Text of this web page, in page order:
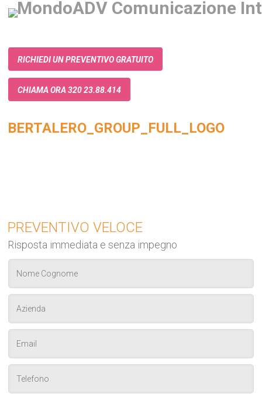
RICHIEDI UN PREVENTIVO GRATUITO
CHIAMA ORA 320 23.88.414
BERTALERO_GROUP_FULL_LOGO
PREVENTIVO VELOCE
Risposta immediata e senza impegno